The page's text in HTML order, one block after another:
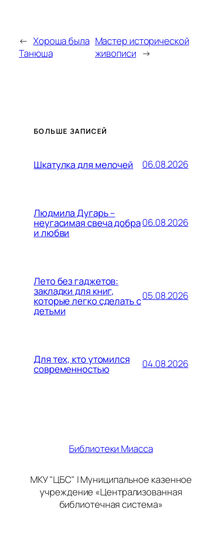
← Хороша была
Танюша
Мастер исторической
живописи →
БОЛЬШЕ ЗАПИСЕЙ
Шкатулка для мелочей 06.08.2026
Людмила Дугарь –
неугасимая свеча добра
и любви
06.08.2026
Лето без гаджетов:
закладки для книг,
которые легко сделать с
детьми
05.08.2026
Для тех, кто утомился
современностью 04.08.2026
Библиотеки Миасса
МКУ "ЦБС" | Муниципальное казенное
учреждение «Централизованная
библиотечная система»